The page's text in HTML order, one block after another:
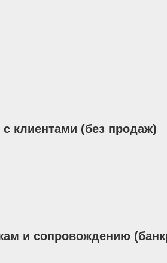
клиентами (без продаж)
и сопровождению